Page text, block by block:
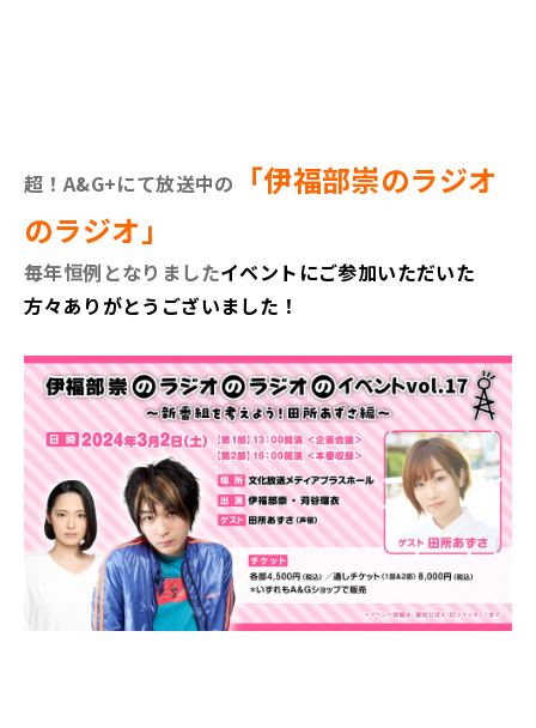
超！A&G+にて放送中の
「伊福部崇のラジオ
のラジオ」
毎年恒例となりましたイベントにご参加いただいた
方々ありがとうございました！